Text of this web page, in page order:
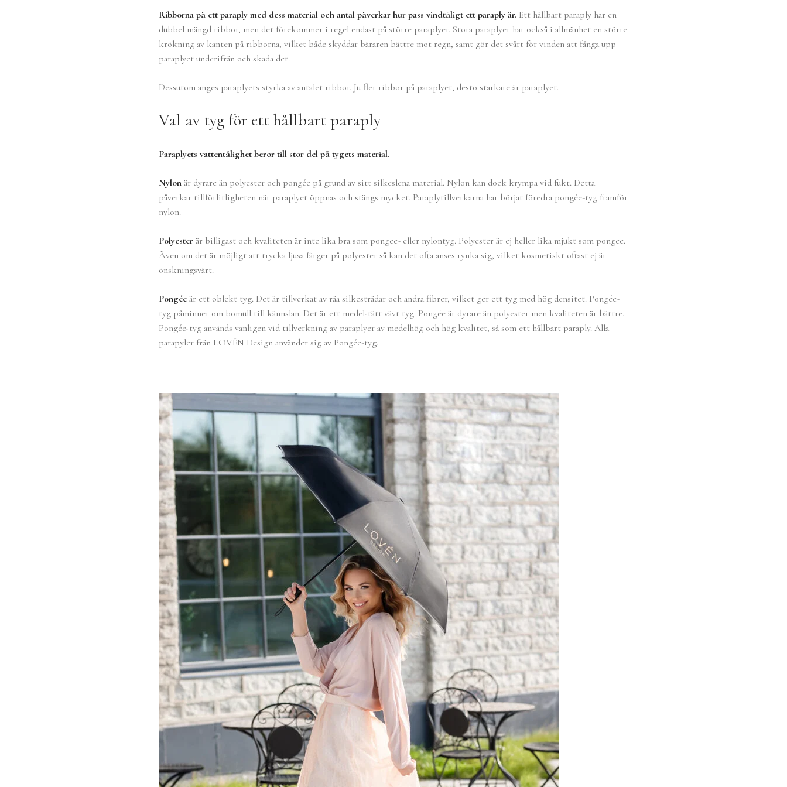
Ribborna på ett paraply med dess material och antal påverkar hur pass vindtåligt ett paraply är.Ett hållbart paraply har en
dubbel mängd ribbor, men det förekommer i regel endast på större paraplyer. Stora paraplyer har också i allmänhet en större
krökning av kanten på ribborna, vilket både skyddar bäraren bättre mot regn, samt gör det svårt för vinden att fånga upp
paraplyet underifrån och skada det.
Dessutom anges paraplyets styrka av antalet ribbor. Ju fler ribbor på paraplyet, desto starkare är paraplyet.
Val av tyg för ett hållbart paraply
Paraplyets vattentålighet beror till stor del på tygets material.
Nylonär dyrare än polyester och pongée på grund av sitt silkeslena material. Nylon kan dock krympa vid fukt. Detta
påverkar tillförlitligheten när paraplyet öppnas och stängs mycket. Paraplytillverkarna har börjat föredra pongée-tyg framför
nylon.
Polyesterär billigast och kvaliteten är inte lika bra som pongee- eller nylontyg. Polyester är ej heller lika mjukt som pongee.
Även om det är möjligt att trycka ljusa färger på polyester så kan det ofta anses rynka sig, vilket kosmetiskt oftast ej är
önskningsvärt.
Pongéeär ett oblekt tyg. Det är tillverkat av råa silkestrådar och andra fibrer, vilket ger ett tyg med hög densitet. Pongée-
tyg påminner om bomull till kännslan. Det är ett medel-tätt vävt tyg. Pongée är dyrare än polyester men kvaliteten är bättre.
Pongée-tyg används vanligen vid tillverkning av paraplyer av medelhög och hög kvalitet, så som ett hållbart paraply. Alla
parapyler från LOVÉN Design använder sig av Pongée-tyg.